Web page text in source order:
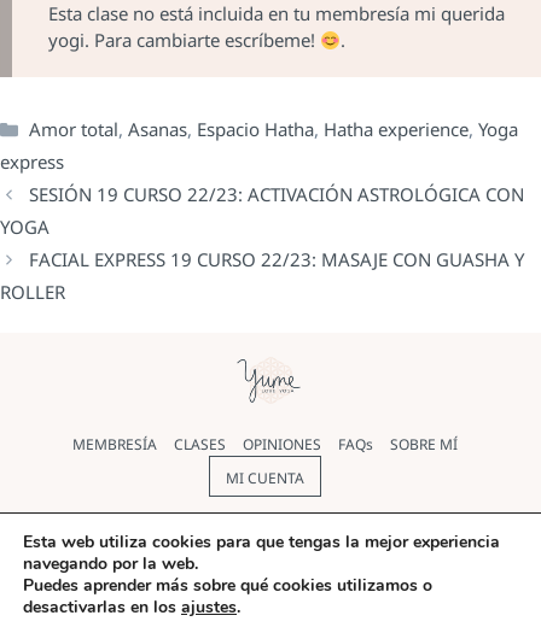
Esta clase no está incluida en tu membresía mi querida
yogi. Para cambiarte escríbeme!
.
Amor total, Asanas, Espacio Hatha, Hatha experience, Yoga
express
SESIÓN 19 CURSO 22/23: ACTIVACIÓN ASTROLÓGICA CON
YOGA
FACIAL EXPRESS 19 CURSO 22/23: MASAJE CON GUASHA Y
ROLLER
MEMBRESÍA CLASES OPINIONES FAQs
SOBRE MÍ
MI CUENTA
Política de cookies| Política de Privacidad|Aviso legal|
Términos y condiciones
© Yoga Yume 2026 |Diseño web
Esta web utiliza cookies para que tengas la mejor experiencia
navegando por la web.
Puedes aprender más sobre qué cookies utilizamos o
desactivarlas en los ajustes.